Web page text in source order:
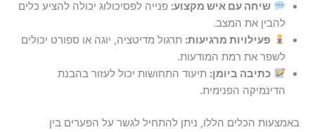
שיחה עם איש מקצוע: פנייה לפסיכולוג יכולה להציע כלים
להבין את המצב.
פעילויות מרגיעות: תרגול מדיטציה, יוגה או ספורט יכולים
לשפר את רמת המודעות.
כתיבה ביומן: תיעוד התחושות יכול לעזור בהבנת
הדינמיקה הפנימית.
באמצעות הכלים הללו, ניתן להתחיל לגשר על הפערים בין